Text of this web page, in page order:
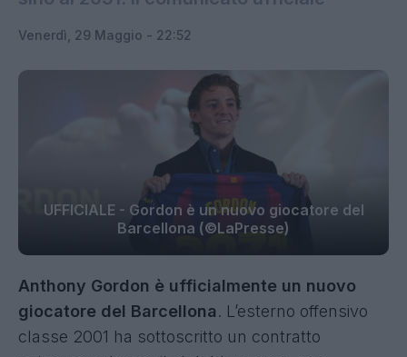
Venerdì, 29 Maggio - 22:52
UFFICIALE - Gordon è un nuovo giocatore del
Barcellona (©LaPresse)
Anthony Gordon è ufficialmente un nuovo
giocatore del Barcellona. L’esterno offensivo
classe 2001 ha sottoscritto un contratto